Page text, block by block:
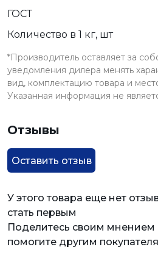
ГОСТ
Количество в 1 кг, шт
*Производитель оставляет за
уведомления дилера менять
вид, комплектацию товара и
Указанная информация не
Отзывы
Оставить отзыв
У этого товара еще нет
стать первым
Поделитесь своим мнением
помогите другим